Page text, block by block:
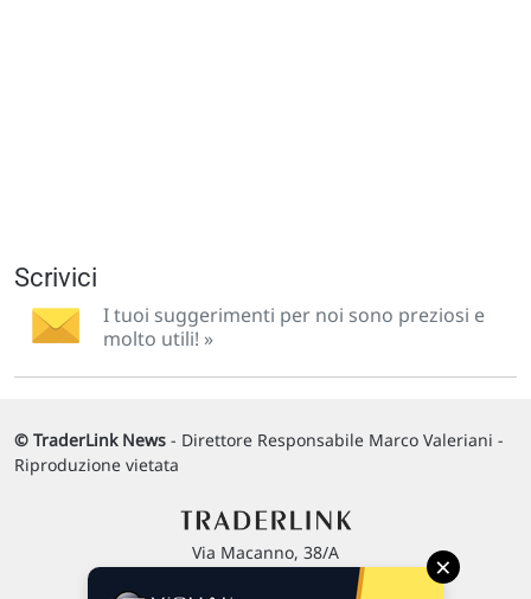
Scrivici
I tuoi suggerimenti per noi sono preziosi e
molto utili! »
© TraderLink News - Direttore Responsabile Marco Valeriani -
Riproduzione vietata
Via Macanno, 38/A
×